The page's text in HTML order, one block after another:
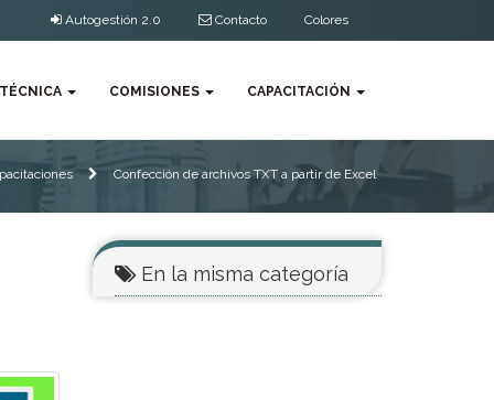
Autogestión 2.0 Contacto Colores
COMISIONES CAPACITACIÓN
Confección de archivos TXT a partir de Excel
En la misma categoría